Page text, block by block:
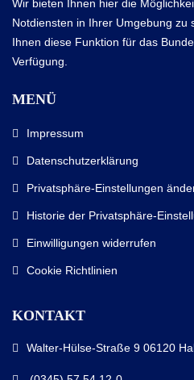
Wir bieten Ihnen hier die
Notdiensten in Ihrer Umgebung zu
Ihnen diese Funktion für das
Verfügung.
MENÜ
Impressum
Datenschutzerklärung
Privatsphäre-Einstellungen
Historie der Privatsphäre-
Einwilligungen widerrufen
Cookie Richtlinien
KONTAKT
Walter-Hülse-Straße 9 06120